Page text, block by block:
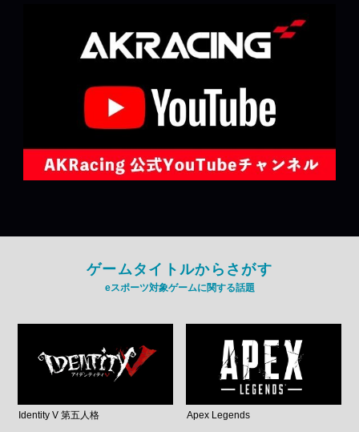
ゲームタイトルからさがす
eスポーツ対象ゲームに関する話題
Identity V 第五人格 Apex Legends